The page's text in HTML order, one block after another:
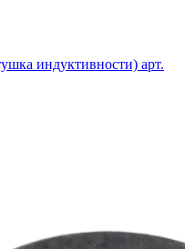
индуктивности) арт.